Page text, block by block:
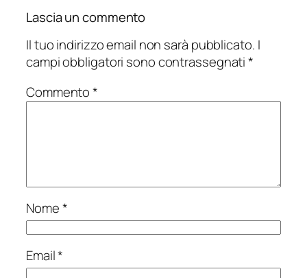
Lascia un commento
Il tuo indirizzo email non sarà pubblicato. I
campi obbligatori sono contrassegnati*
Commento*
Nome*
Email*